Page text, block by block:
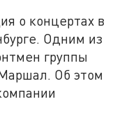
о концертах в
Одним из
группы
Об этом